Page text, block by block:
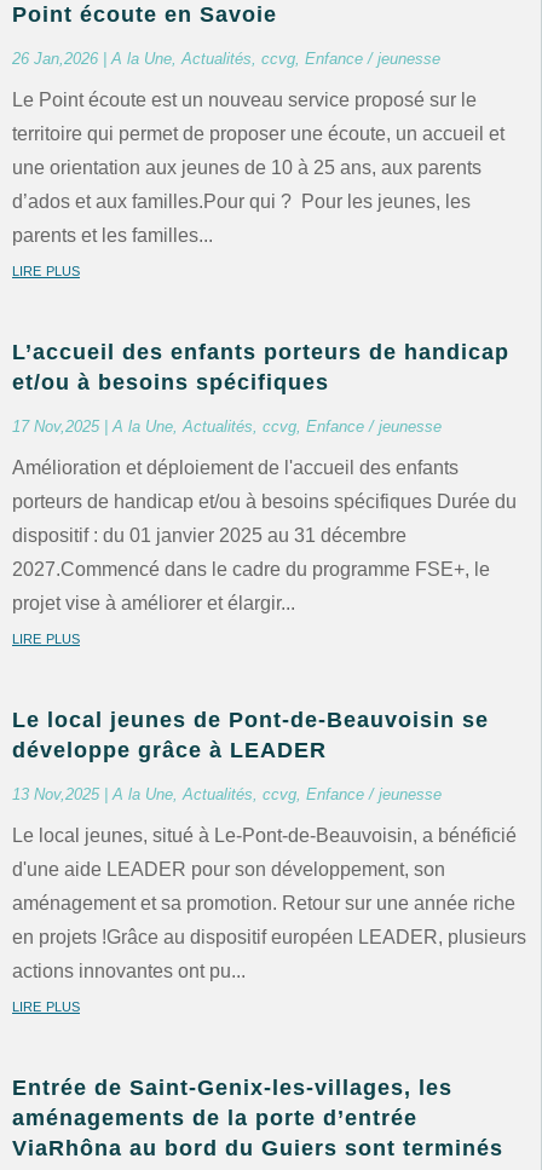
Point écoute en Savoie
26 Jan,2026 A la Une Actualités ccvg Enfance / jeunesse
Le Point écoute est un nouveau service proposé sur le
territoire qui permet de proposer une écoute, un accueil et
une orientation aux jeunes de 10 à 25 ans, aux parents
d’ados et aux familles.Pour qui ? Pour les jeunes, les
parents et les familles...
lire plus
L’accueil des enfants porteurs de handicap
et/ou à besoins spécifiques
17 Nov,2025 A la Une Actualités ccvg Enfance / jeunesse
Amélioration et déploiement de l'accueil des enfants
porteurs de handicap et/ou à besoins spécifiques Durée du
dispositif : du 01 janvier 2025 au 31 décembre
2027.Commencé dans le cadre du programme FSE+, le
projet vise à améliorer et élargir...
lire plus
Le local jeunes de Pont-de-Beauvoisin se
développe grâce à LEADER
13 Nov,2025 A la Une Actualités ccvg Enfance / jeunesse
Le local jeunes, situé à Le-Pont-de-Beauvoisin, a bénéficié
d'une aide LEADER pour son développement, son
aménagement et sa promotion. Retour sur une année riche
en projets !Grâce au dispositif européen LEADER, plusieurs
actions innovantes ont pu...
lire plus
Entrée de Saint-Genix-les-villages, les
aménagements de la porte d’entrée
ViaRhôna au bord du Guiers sont terminés